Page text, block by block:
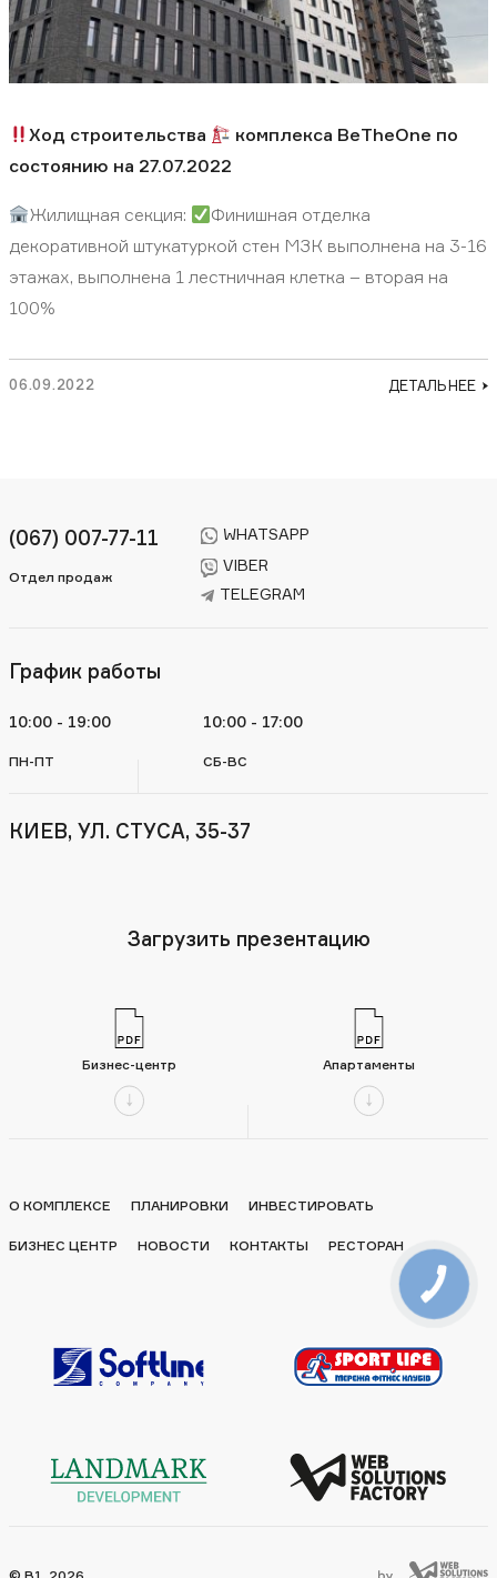
Ход строительства
комплекса BeTheOne по
состоянию на 27.07.2022
Жилищная секция:
Финишная отделка
декоративной штукатуркой стен МЗК выполнена на 3-16
этажах, выполнена 1 лестничная клетка – вторая на
100%
06.09.2022 ДЕТАЛЬНЕЕ
О КОМПЛЕКСЕ ПЛАНИРОВКИ ИНВЕСТИРОВАТЬ
БИЗНЕС ЦЕНТР НОВОСТИ КОНТАКТЫ РЕСТОРАН
(067) 007-77-11
Отдел продаж
WHATSAPP
VIBER
TELEGRAM
График работы
10:00 - 19:00
ПН-ПТ
10:00 - 17:00
СБ-ВС
КИЕВ, УЛ. СТУСА, 35-37
Загрузить презентацию
Бизнес-центр Апартаменты